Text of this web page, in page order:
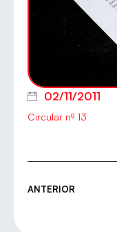
02/11/2011
Circular nº 13
ANTERIOR